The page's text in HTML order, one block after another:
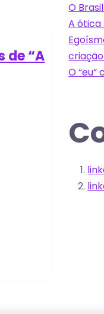
de “A
O
A ótica
O